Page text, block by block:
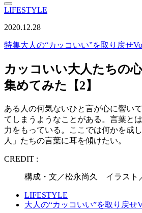
LIFESTYLE
2020.12.28
特集大人の“カッコいい”を取り戻せ
カッコいい大人たちの
集めてみた【2】
ある人の何気ないひと言が心に響い
てしまうようなことがある。言葉と
力をもっている。ここでは何かを成
人」たちの言葉に耳を傾けたい。
CREDIT :
構成・文／松永尚久 イラスト
LIFESTYLE
大人の“カッコいい”を取り戻せ